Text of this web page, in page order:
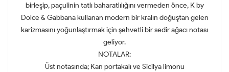
birleşip, paçulinin tatlı baharatlılığını vermeden önce, K by
Dolce & Gabbana kullanan modern bir kralın doğuştan gelen
karizmasını yoğunlaştırmak için şehvetli bir sedir ağacı notası
geliyor.
NOTALAR:
Üst notasında; Kan portakalı ve Sicilya limonu